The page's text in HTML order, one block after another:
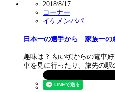
2018/8/17
コーナー
イケメンパパ
日本一の選手から 家族一の
趣味は？ 幼い頃からの電車
車を見に行ったり、旅先の